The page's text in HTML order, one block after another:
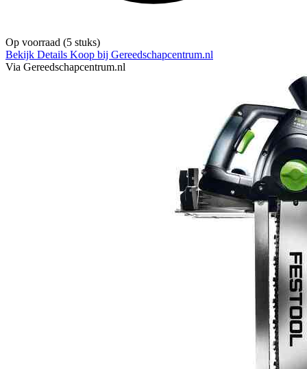
Op voorraad (5 stuks)
Bekijk Details Koop bij Gereedschapcentrum.nl
Via Gereedschapcentrum.nl